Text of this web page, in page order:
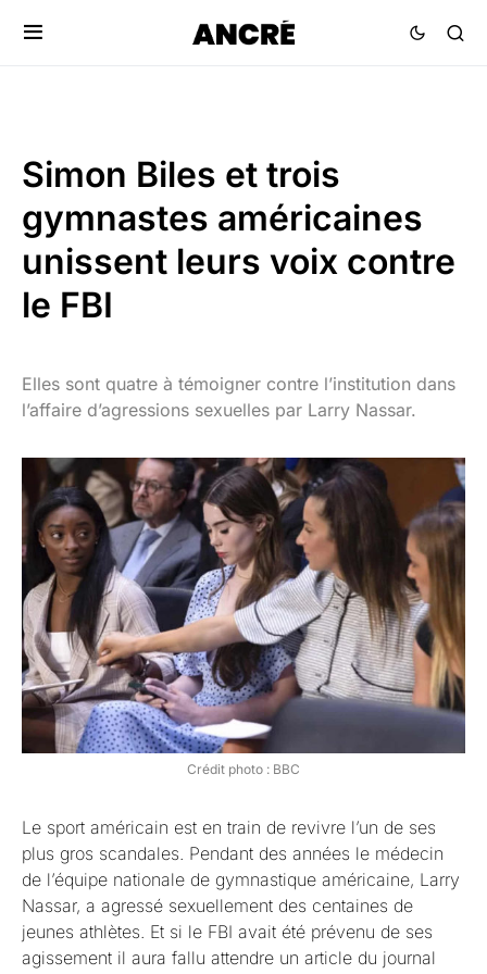
Simon Biles et trois
gymnastes américaines
unissent leurs voix contre
le FBI
Elles sont quatre à témoigner contre l’institution dans
l’affaire d’agressions sexuelles par Larry Nassar.
Crédit photo : BBC
Le sport américain est en train de revivre l’un de ses
plus gros scandales. Pendant des années le médecin
de l’équipe nationale de gymnastique américaine, Larry
Nassar, a agressé sexuellement des centaines de
jeunes athlètes. Et si le FBI avait été prévenu de ses
agissement il aura fallu attendre un article du journal